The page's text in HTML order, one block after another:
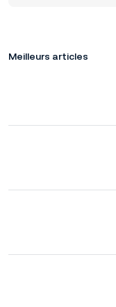
Meilleurs articles